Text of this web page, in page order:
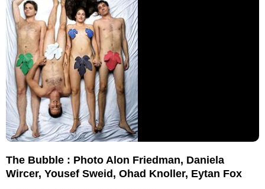
The Bubble : Photo Alon Friedman, Daniela
Wircer, Yousef Sweid, Ohad Knoller, Eytan Fox